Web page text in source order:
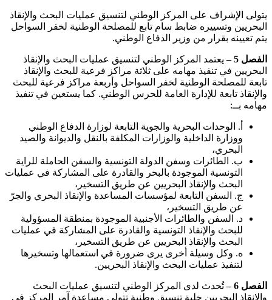
يتولى الإشراف على المركز الوطني لتنسيق عمليات البحث والإنقاذ
البحريين وتسييره ضابط سام تابع للمصلحة الوطنية لخفر السواحل
يتم تعيينه بقرار من وزير الدفاع الوطني.
الفصل 5 – يعتمد المركز الوطني لتنسيق عمليات البحث والإنقاذ
البحريين في تنفيذ مهامه على ثلاثة مراكز فرعية للبحث والإنقاذ
تابعة للمصلحة الوطنية لخفر السواحل وأربعة مراكز فرعية للبحث
والإنقاذ تابعة للإدارة العامة للحرس الوطني. كما يستعين في تنفيذ
مهامه بــ:
‌أ. الوحدات البحرية والجوية التابعة لوزارة الدفاع الوطني
ووزارة الداخلية والوزارات المكلفة بالنقل والديوانة والصيد
البحري،
‌ب. الطائرات وسفن الدولة التونسية والسفن الحاملة للراية
التونسية الموجودة بالبحر والقادرة على المشاركة في عمليات
البحث والإنقاذ البحريين عن طريق التسخير،
‌ج. السفن التابعة لمؤسسات المساعدة والإنقاذ البحري والجرّ
عن طريق التسخير،
‌د. السفن والطائرات الأجنبية الموجودة بمنطقة المسؤولية
للبحث والإنقاذ التونسية والقادرة على المشاركة في عمليات
البحث والإنقاذ البحريين عن طريق التسخير،
‌ه. وكل وسيلة أخرى يرى ضرورة في استعمالها وتسخيرها
لتنفيذ عمليات البحث والإنقاذ البحريين.
الفصل 6 –
تُحدث لدى المركز الوطني لتنسيق عمليات البحث
والإنقاذ البحريين خلية تنسيق وطنية تتولى مساعدة آمر المركز في